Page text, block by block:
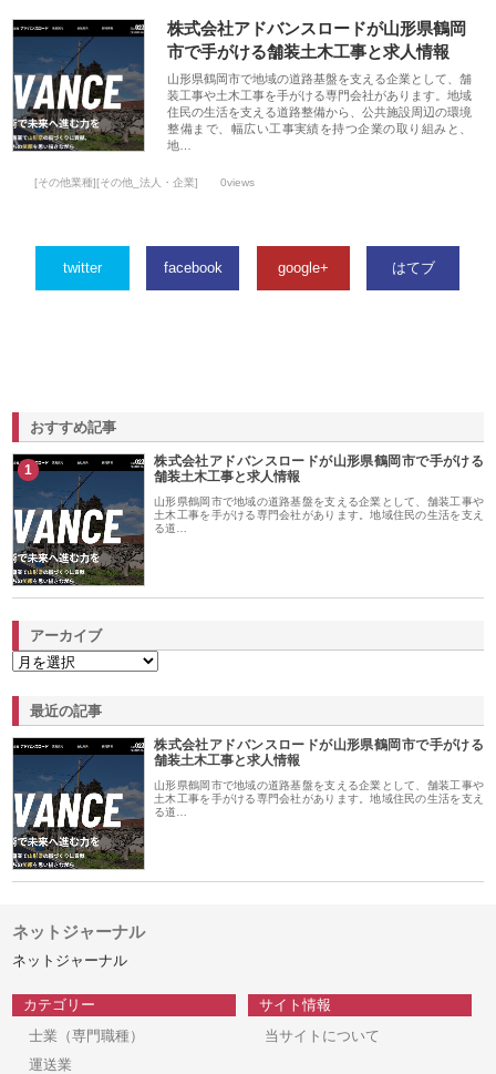
株式会社アドバンスロードが山形県鶴岡
市で手がける舗装土木工事と求人情報
山形県鶴岡市で地域の道路基盤を支える企業として、舗
装工事や土木工事を手がける専門会社があります。地域
住民の生活を支える道路整備から、公共施設周辺の環境
整備まで、幅広い工事実績を持つ企業の取り組みと、
地…
[その他業種][その他_法人・企業] 0views
twitter facebook google+ はてブ
おすすめ記事
1
株式会社アドバンスロードが山形県鶴岡市で手がける
舗装土木工事と求人情報
山形県鶴岡市で地域の道路基盤を支える企業として、舗装工事や
土木工事を手がける専門会社があります。地域住民の生活を支え
る道…
アーカイブ
最近の記事
株式会社アドバンスロードが山形県鶴岡市で手がける
舗装土木工事と求人情報
山形県鶴岡市で地域の道路基盤を支える企業として、舗装工事や
土木工事を手がける専門会社があります。地域住民の生活を支え
る道…
ネットジャーナル
ネットジャーナル
カテゴリー
士業（専門職種）
運送業
サイト情報
当サイトについて